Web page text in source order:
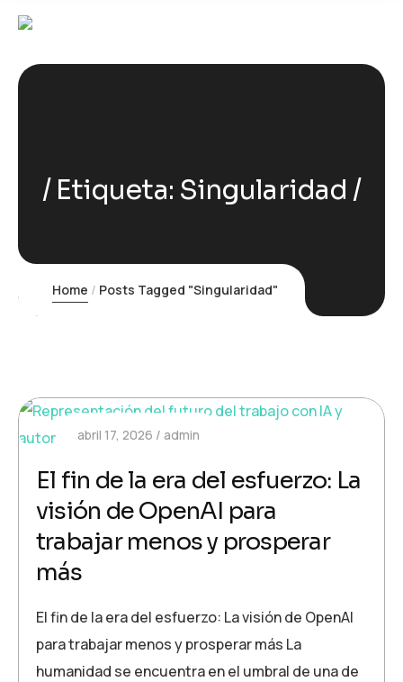
Etiqueta: Singularidad
Home Posts Tagged "Singularidad"
abril 17, 2026 admin
El fin de la era del esfuerzo: La
visión de OpenAI para
trabajar menos y prosperar
más
El fin de la era del esfuerzo: La visión de OpenAI
para trabajar menos y prosperar más La
humanidad se encuentra en el umbral de una de